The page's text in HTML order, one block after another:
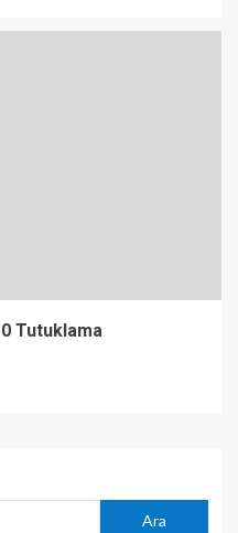
Tutuklama
Ara